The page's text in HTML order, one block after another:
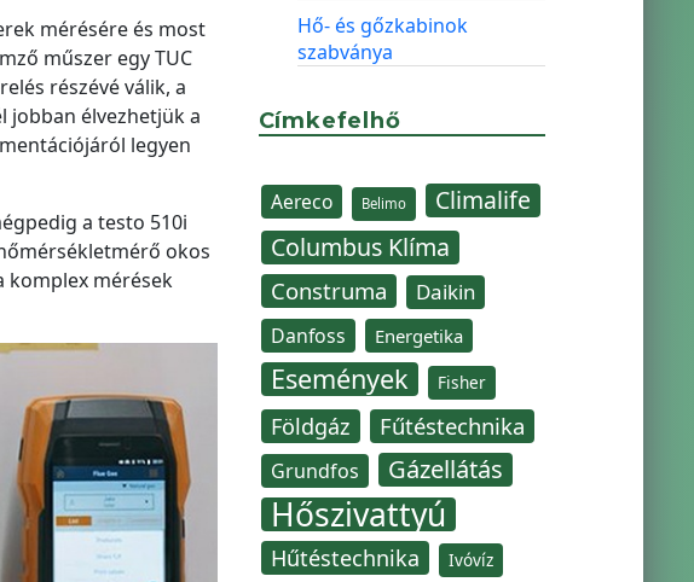
mérésére és most
műszer egy TUC
részévé válik, a
jobban élvezhetjük a
legyen
a testo 510i
okos
komplex mérések
Hő- és gőzkabinok
szabványa
Címkefelhő
Aereco Belimo
Climalife
Columbus Klíma
Construma Daikin
Danfoss Energetika
Események Fisher
Földgáz Fűtéstechnika
Grundfos Gázellátás
Hőszivattyú
Hűtéstechnika Ivóvíz